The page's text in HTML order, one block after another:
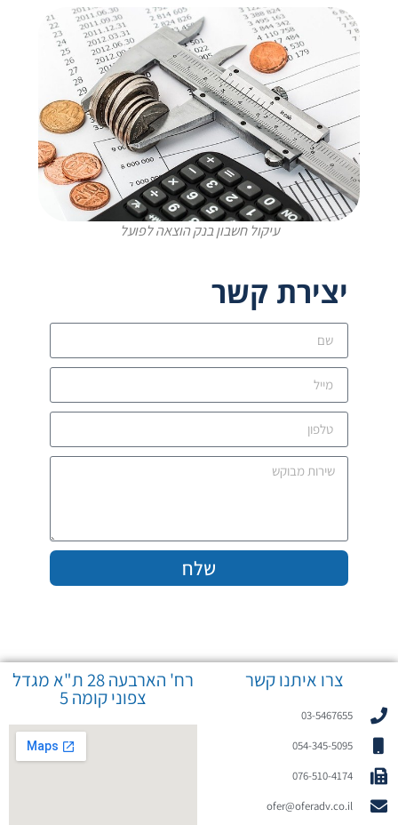
עיקול חשבון בנק הוצאה לפועל
יצירת קשר
שלח
צרו איתנו קשר
03-5467655
054-345-5095
076-510-4174
ofer@oferadv.co.il
רח' הארבעה 28 ת"א מגדל
צפוני קומה 5